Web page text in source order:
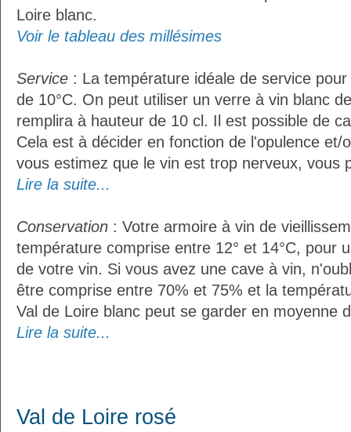
Loire blanc.
Voir le tableau des millésimes
Service : La température idéale de service
de 10°C. On peut utiliser un verre à vin blanc
remplira à hauteur de 10 cl. Il est possible de
Cela est à décider en fonction de l'opulence et/
vous estimez que le vin est trop nerveux, vous
Lire la suite...
Conservation : Votre armoire à vin de
température comprise entre 12° et 14°C, pour
de votre vin. Si vous avez une cave à vin,
être comprise entre 70% et 75% et la
Val de Loire blanc peut se garder en moyenne
Lire la suite...
Val de Loire rosé